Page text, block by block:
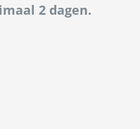
2 dagen.